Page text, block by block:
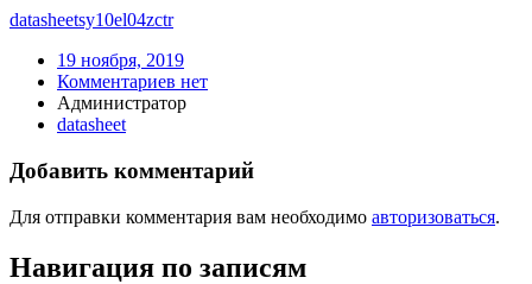
datasheetsy10el04zctr
19 ноября, 2019
Комментариев нет
Администратор
datasheet
Добавить комментарий
Для отправки комментария вам необходимо авторизоваться.
Навигация по записям